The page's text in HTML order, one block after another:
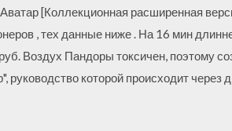
[Коллекционная расширенная
, тех данные ниже . На 16 мин
Воздух Пандоры токсичен, поэтому
которой происходит через